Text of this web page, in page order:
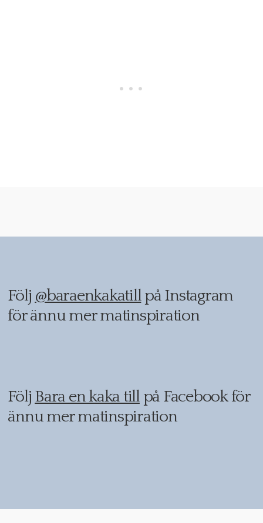
Följ @baraenkakatillpå Instagram
för ännu mer matinspiration
Följ Bara en kaka tillpå Facebook för
ännu mer matinspiration